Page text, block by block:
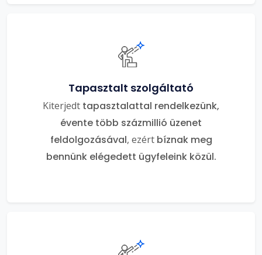
Tapasztalt szolgáltató
Kiterjedt tapasztalattal rendelkezünk,
évente több százmillió üzenet
feldolgozásával, ezért bíznak meg
bennünk elégedett ügyfeleink közül.